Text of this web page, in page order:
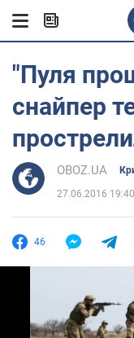
"Пуля
снайпер
OBOZ.UA
27.06.2016 19:40
46